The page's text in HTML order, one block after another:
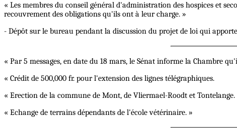
« Les membres du conseil général d'administration des hospices et
recouvrement des obligations qu'ils ont à leur charge. »
- Dépôt sur le bureau pendant la discussion du projet de loi qui
« Par 5 messages, en date du 18 mars, le Sénat informe la Chambre
« Crédit de 500,000 fr. pour l'extension des lignes télégraphiques.
« Erection de la commune de Mont, de Vliermael-Roodt et Tontelange.
« Echange de terrains dépendants de l'école vétérinaire. »